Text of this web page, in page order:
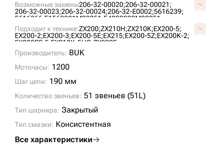
Возможные замены206-32-00020;206-32-00021;
206-32-00023;206-32-00024;206-32-E0002;5616239;
5616366;E1569801M00051;E4020800M00051;
FT3609/51;
JBA0247;KM1170/51;KM64/51;VE15690851;
VKM1170/51HDV;
Подходит к технике:ZX200;ZX210H;ZX210K;EX200-5;
EX200-2;EX200-3;EX200-5E;EX215;EX200-5Z;EX200K-2;
EX200SS-5;EX210K-5HG;ZX200E;
Производитель: BUK
Моточасы: 1200
Шаг цепи: 190 мм
Количество звеньев: 51 звеньев (51L)
Тип шарнира: Закрытый
Тип смазки: Консистентная
Все характеристики